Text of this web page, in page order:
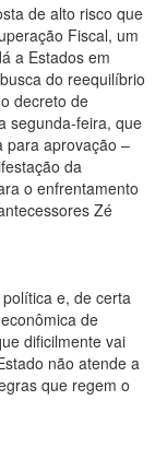
de alto risco que
Fiscal, um
a Estados em
do reequilíbrio
decreto de
segunda-feira, que
para aprovação –
da
o enfrentamento
Zé
e, de certa
de
dificilmente vai
não atende a
que regem o